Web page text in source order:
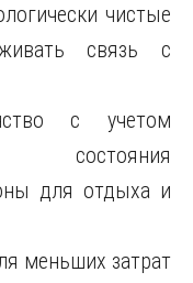
чистые
связь с
с учетом
состояния
для отдыха и
меньших затрат